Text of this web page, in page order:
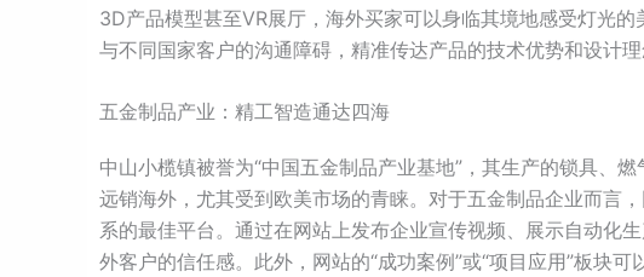
3D产品模型甚至VR展厅，海外买家可以身临其境地感受灯光
与不同国家客户的沟通障碍，精准传达产品的技术优势和设计
五金制品产业：精工智造通达四海
中山小榄镇被誉为“中国五金制品产业基地”，其生产的锁具、
远销海外，尤其受到欧美市场的青睐。对于五金制品企业而言
系的最佳平台。通过在网站上发布企业宣传视频、展示自动化
外客户的信任感。此外，网站的“成功案例”或“项目应用”板块